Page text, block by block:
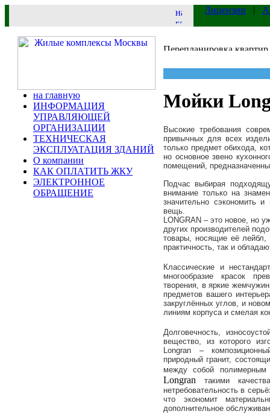
Лицензии |
на главную
ИНФОРМАЦИЯ
УПРАВЛЯЮЩЕЙ
ОРГАНИЗАЦИИ
ТЕХНИЧЕСКАЯ
ЭКСПЛУАТАЦИЯ ЗДАНИЙ
О компании
КАК ОПЛАТИТЬ ЖКУ
ЭЛЕКТРОННОЕ
ОБРАЩЕНИЕ
Мойки
Высокие требования
привычных для всех
только предмет обихода,
но основное звено
помещений,
Подчас выбирая
внимание только на
значительно сэкономить
вещь.
LONGRAN – это новое, но
других производителей
товары, носящие её лейбл,
практичность, так и
Классические и
многообразие красок
творения, в яркие
предметов вашего
закруглённых углов, и
линиям корпуса и смелая
Долговечность,
вещество, из которого
Longran –
природный гранит,
между собой
Longran такими
нетребовательность в
что экономит
дополнительное